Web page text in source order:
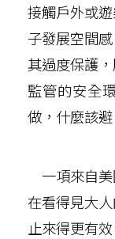
接觸戶外或
子發展空間
其過度保護
監管的安全
做，什麼該避
一項來自美
在看得見大
止來得更有